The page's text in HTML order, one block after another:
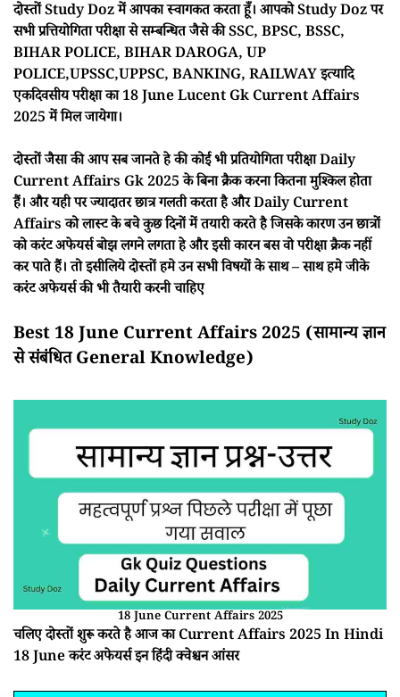
दोस्तों Study Doz में आपका स्वागकत करता हूँ। आपको Study Doz पर
सभी प्रत्तियोगिता परीक्षा से सम्बन्धित जैसे की SSC, BPSC, BSSC,
BIHAR POLICE, BIHAR DAROGA, UP
POLICE,UPSSC,UPPSC, BANKING, RAILWAY इत्यादि
एकदिवसीय परीक्षा का 18 June Lucent Gk Current Affairs
2025 में मिल जायेगा।
दोस्तों जैसा की आप सब जानते हे की कोई भी प्रतियोगिता परीक्षा Daily
Current Affairs Gk 2025 के बिना क्रैक करना कितना मुश्किल होता
हैं। और यही पर ज्यादातर छात्र गलती करता है और Daily Current
Affairs को लास्ट के बचे कुछ दिनों में तयारी करते है जिसके कारण उन छात्रों
को करंट अफेयर्स बोझ लगने लगता हे और इसी कारन बस वो परीक्षा क्रैक नहीं
कर पाते हैं। तो इसीलिये दोस्तों हमे उन सभी विषयों के साथ – साथ हमे जीके
करंट अफेयर्स की भी तैयारी करनी चाहिए
Best 18 June Current Affairs 2025 (सामान्य ज्ञान
से संबंधित General Knowledge)
18 June Current Affairs 2025
चलिए दोस्तों शुरू करते है आज का Current Affairs 2025 In Hindi
18 June करंट अफेयर्स इन हिंदी क्वेश्चन आंसर